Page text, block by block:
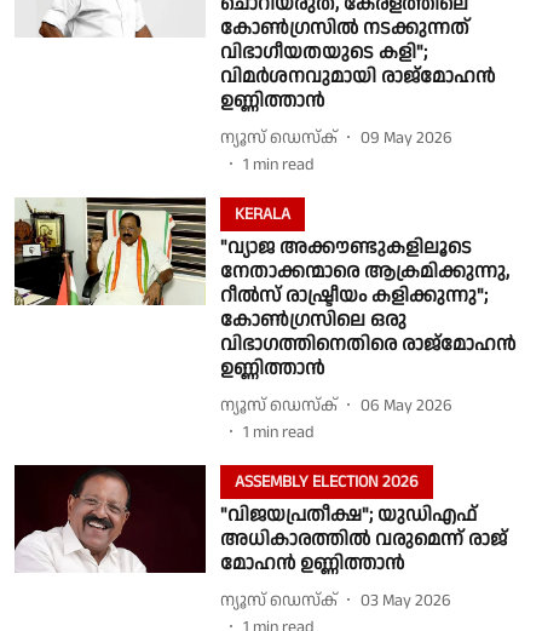
കോണ്‍ഗ്രസില്‍ നടക്കുന്നത്
വിഭാഗീയതയുടെ കളി";
വിമര്‍ശനവുമായി രാജ്‌മോഹന്‍
ഉണ്ണിത്താന്‍
ന്യൂസ് ഡെസ്ക്
09 May 2026
1 min read
KERALA
"വ്യാജ അക്കൗണ്ടുകളിലൂടെ
നേതാക്കന്മാരെ ആക്രമിക്കുന്നു,
റീൽസ് രാഷ്ട്രീയം കളിക്കുന്നു";
കോൺഗ്രസിലെ ഒരു
വിഭാഗത്തിനെതിരെ രാജ്മോഹൻ
ഉണ്ണിത്താൻ
ന്യൂസ് ഡെസ്ക്
06 May 2026
1 min read
ASSEMBLY ELECTION 2026
"വിജയപ്രതീക്ഷ"; യുഡിഎഫ്
അധികാരത്തിൽ വരുമെന്ന് രാജ്
മോഹൻ ഉണ്ണിത്താൻ
ന്യൂസ് ഡെസ്ക്
03 May 2026